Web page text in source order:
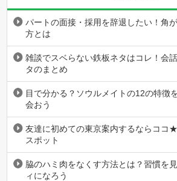
パートの面接・採用を辞退したい！角
方とは
雑談でスベらない鉄板ネタはコレ！会
タのまとめ
目で分かる？ソウルメイトの12の特徴
会おう
友達に初めての東京案内するならココ
スポット
脇のハミ肉をなくす方法とは？習慣を
ィになろう